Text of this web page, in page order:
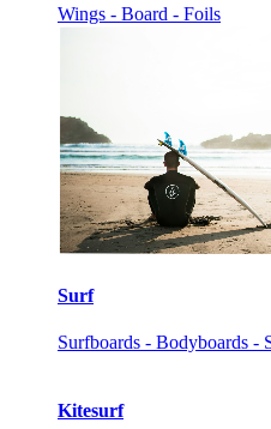
Wings - Board - Foils
Surf
Surfboards - Bodyboards -
Kitesurf